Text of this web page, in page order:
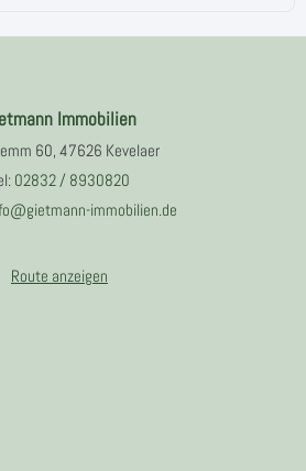
Immobilien
60, 47626 Kevelaer
02832 / 8930820
immobilien.de
Route anzeigen